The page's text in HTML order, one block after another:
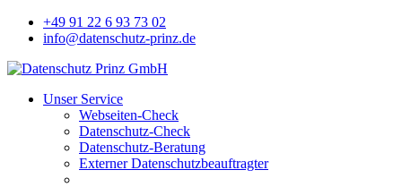
+49 91 22 6 93 73 02
info@datenschutz-prinz.de
Unser Service
Webseiten-Check
Datenschutz-Check
Datenschutz-Beratung
Externer Datenschutzbeauftragter